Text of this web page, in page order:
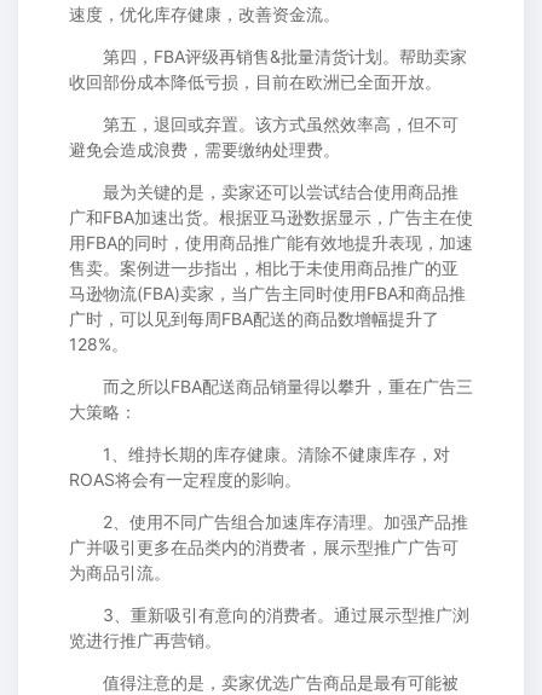
速度，优化库存健康，改善资金流。
第四，FBA评级再销售&批量清货计划。帮助卖家
收回部份成本降低亏损，目前在欧洲已全面开放。
第五，退回或弃置。该方式虽然效率高，但不可
避免会造成浪费，需要缴纳处理费。
最为关键的是，卖家还可以尝试结合使用商品推
广和FBA加速出货。根据亚马逊数据显示，广告主在使
用FBA的同时，使用商品推广能有效地提升表现，加速
售卖。案例进一步指出，相比于未使用商品推广的亚
马逊物流(FBA)卖家，当广告主同时使用FBA和商品推
广时，可以见到每周FBA配送的商品数增幅提升了
128%。
而之所以FBA配送商品销量得以攀升，重在广告三
大策略：
1、维持长期的库存健康。清除不健康库存，对
ROAS将会有一定程度的影响。
2、使用不同广告组合加速库存清理。加强产品推
广并吸引更多在品类内的消费者，展示型推广广告可
为商品引流。
3、重新吸引有意向的消费者。通过展示型推广浏
览进行推广再营销。
值得注意的是，卖家优选广告商品是最有可能被